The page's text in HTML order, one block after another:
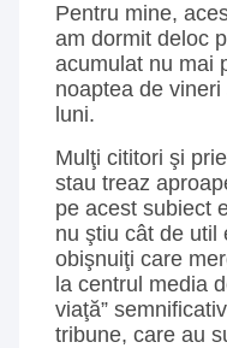
Pentru mine,
am dormit deloc
acumulat nu mai
noaptea de
luni.
Mulţi cititori şi
stau treaz
pe acest subiect
nu ştiu cât de util
obişnuiţi care
la centrul media
viaţă”
tribune, care au